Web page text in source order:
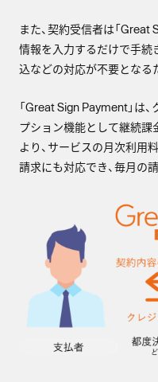
また、契約受信者は「Great
情報を入力するだけで手続
込などの対応が不要となる
「Great Sign Payment」は
プション機能として継続課
より、サービスの月次利用
請求にも対応でき、毎月の